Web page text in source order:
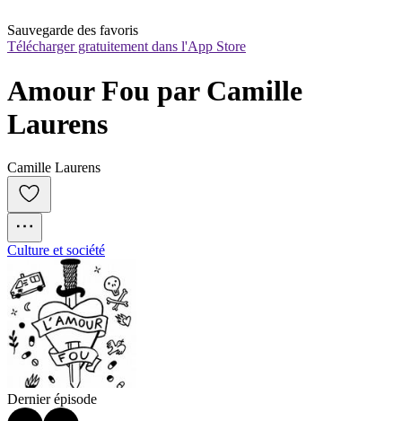
Sauvegarde des favoris
Télécharger gratuitement dans l'App Store
Amour Fou par Camille
Laurens
Camille Laurens
Culture et société
Dernier épisode